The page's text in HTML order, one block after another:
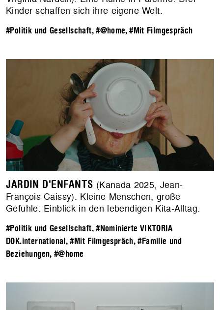
Kinder schaffen sich ihre eigene Welt.
#Politik und Gesellschaft,#@home,#Mit Filmgespräch
JARDIN D'ENFANTS (Kanada 2025, Jean-
François Caissy). Kleine Menschen, große
Gefühle: Einblick in den lebendigen Kita-Alltag.
#Politik und Gesellschaft,#Nominierte VIKTORIA
DOK.international,#Mit Filmgespräch,#Familie und
Beziehungen,#@home